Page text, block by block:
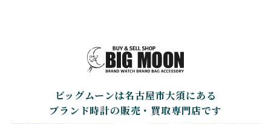
BELL＆ROSS SINN
ジン
CARTIER
カルティエ
CHANEL
シャネル
BAMFORD LONDON
バンフォード・ロンドン
BAUME&MERCIER
ボーム＆メルシエ
BEAUBLEU
ボーブルー
BELL＆ROSS
ベル＆ロス
ビッグムーンは名古屋市大須にある
ブランド時計の販売・買取専門店です